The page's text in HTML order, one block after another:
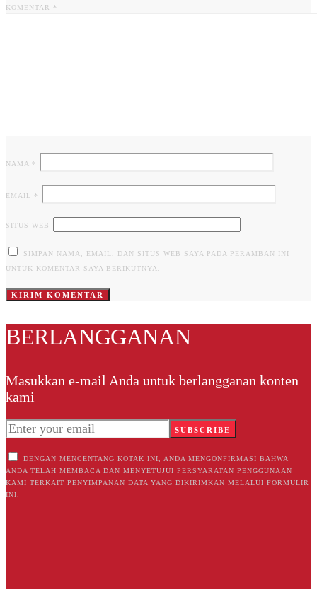
KOMENTAR *
NAMA *
EMAIL *
SITUS WEB
SIMPAN NAMA, EMAIL, DAN SITUS WEB SAYA PADA PERAMBAN INI
UNTUK KOMENTAR SAYA BERIKUTNYA.
BERLANGGANAN
Masukkan e-mail Anda untuk berlangganan konten
kami
SUBSCRIBE
DENGAN MENCENTANG KOTAK INI, ANDA MENGONFIRMASI BAHWA
ANDA TELAH MEMBACA DAN MENYETUJUI PERSYARATAN PENGGUNAAN
KAMI TERKAIT PENYIMPANAN DATA YANG DIKIRIMKAN MELALUI FORMULIR
INI.